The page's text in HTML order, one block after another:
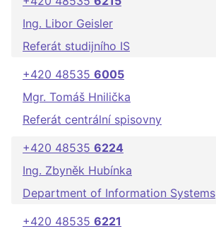
Ing. Libor Geisler
Referát studijního IS
+420 48535 6005
Mgr. Tomáš Hnilička
Referát centrální spisovny
+420 48535 6224
Ing. Zbyněk Hubínka
Department of Information Systems
+420 48535 6221